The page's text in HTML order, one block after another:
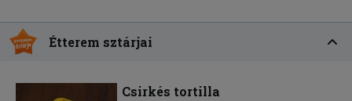
Étterem sztárjai
Csirkés tortilla